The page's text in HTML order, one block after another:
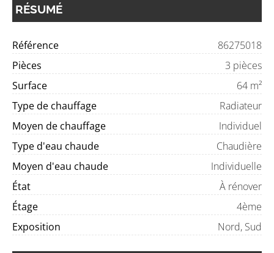
RÉSUMÉ
Référence
86275018
Pièces
3 pièces
Surface
64 m²
Type de chauffage
Radiateur
Moyen de chauffage
Individuel
Type d'eau chaude
Chaudière
Moyen d'eau chaude
Individuelle
État
À rénover
Étage
4ème
Exposition
Nord, Sud